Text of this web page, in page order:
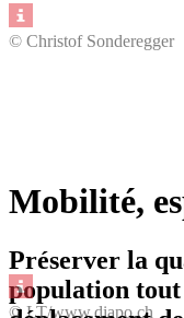
© Christof Sonderegger
© LT/www.diapo.ch
Mobilité,
Préserver la
population tout